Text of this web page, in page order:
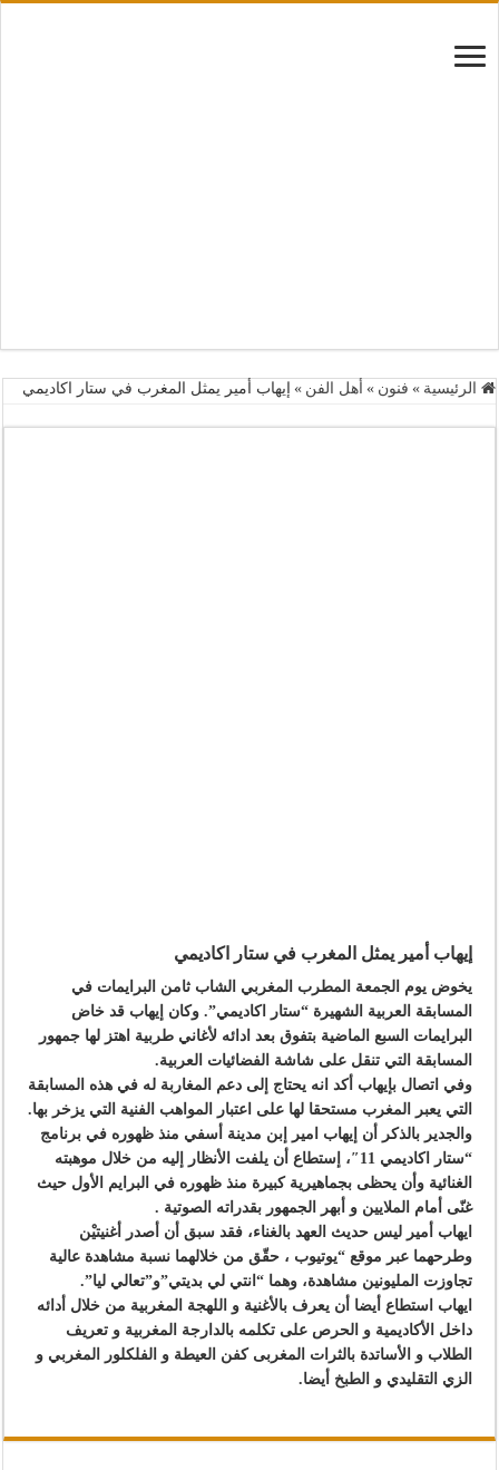
الرئيسية » فنون » أهل الفن » إيهاب أمير يمثل المغرب في ستار اكاديمي
إيهاب أمير يمثل المغرب في ستار اكاديمي
يخوض يوم الجمعة المطرب المغربي الشاب ثامن البرايمات في
المسابقة العربية الشهيرة “ستار اكاديمي”. وكان إيهاب قد خاض
البرايمات السبع الماضية بتفوق بعد ادائه لأغاني طربية اهتز لها جمهور
المسابقة التي تنقل على شاشة الفضائيات العربية.
وفي اتصال بإيهاب أكد انه يحتاج إلى دعم المغاربة له في هذه المسابقة
التي يعبر المغرب مستحقا لها على اعتبار المواهب الفنية التي يزخر بها.
والجدير بالذكر أن إيهاب امير إبن مدينة أسفي منذ ظهوره في برنامج
“ستار اكاديمي 11″، إستطاع أن يلفت الأنظار إليه من خلال موهبته
الغنائية وأن يحظى بجماهيرية كبيرة منذ ظهوره في البرايم الأول حيث
غنّى أمام الملايين و أبهر الجمهور بقدراته الصوتية .
ايهاب أمير ليس حديث العهد بالغناء، فقد سبق أن أصدر أغنيتيْن
وطرحهما عبر موقع “يوتيوب ، حقّق من خلالهما نسبة مشاهدة عالية
تجاوزت المليونين مشاهدة، وهما “انتي لي بديتي”و”تعالي ليا”.
ايهاب استطاع أيضا أن يعرف بالأغنية و اللهجة المغربية من خلال أدائه
داخل الأكاديمية و الحرص على تكلمه بالدارجة المغربية و تعريف
الطلاب و الأساتدة بالثرات المغربى كفن العيطة و الفلكلور المغربي و
الزي التقليدي و الطبخ أيضا.